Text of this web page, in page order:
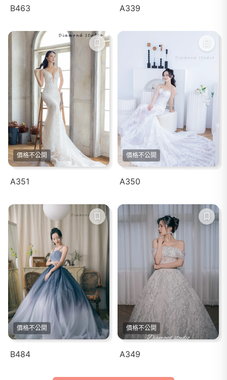
B463 A339
價格不公開
A351
價格不公開
A350
價格不公開
B484
價格不公開
A349